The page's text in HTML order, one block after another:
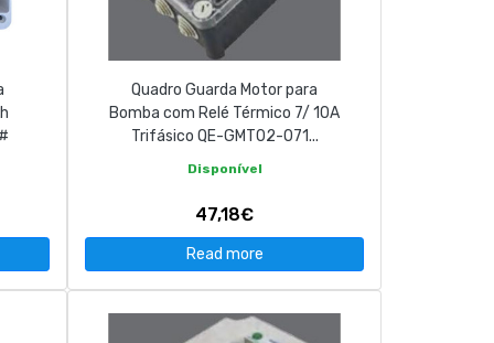
Quadro Guarda Motor para
Bomba com Relé Térmico 7/ 10A
Trifásico QE-GMT02-071...
Disponível
47,18€
Read more